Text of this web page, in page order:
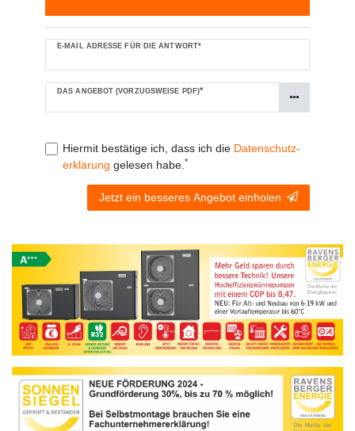
E-MAIL ADRESSE FÜR DIE ANTWORT*
DAS ANGEBOT (VORZUGSWEISE PDF)*
Hiermit bestätige ich, dass ich die Daten­schutz­
erklärung gelesen habe. *
Jetzt ein besseres Angebot einholen